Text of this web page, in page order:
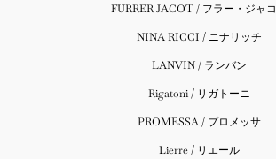
FURRER JACOT / フラー・ジャ
NINA RICCI / ニナリッチ
LANVIN / ランバン
Rigatoni / リガトーニ
PROMESSA / プロメッサ
Lierre / リエール